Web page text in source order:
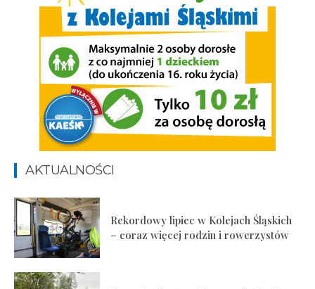
AKTUALNOŚCI
Rekordowy lipiec w Kolejach Śląskich
– coraz więcej rodzin i rowerzystów